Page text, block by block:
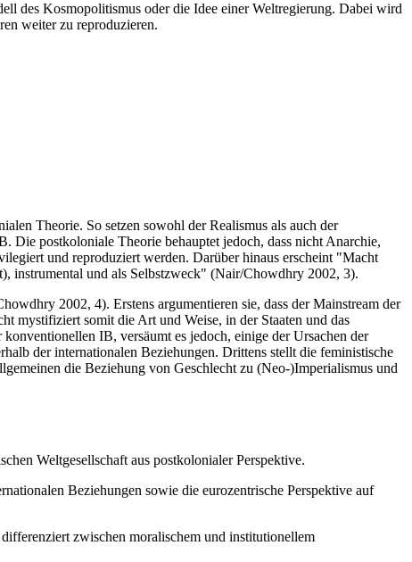
des Kosmopolitismus oder die Idee einer Weltregierung. Dabei wird
weiter zu reproduzieren.
Theorie. So setzen sowohl der Realismus als auch der
Die postkoloniale Theorie behauptet jedoch, dass nicht Anarchie,
und reproduziert werden. Darüber hinaus erscheint "Macht
instrumental und als Selbstzweck" (Nair/Chowdhry 2002, 3).
2002, 4). Erstens argumentieren sie, dass der Mainstream der
mystifiziert somit die Art und Weise, in der Staaten und das
IB, versäumt es jedoch, einige der Ursachen der
der internationalen Beziehungen. Drittens stellt die feministische
die Beziehung von Geschlecht zu (Neo-)Imperialismus und
Weltgesellschaft aus postkolonialer Perspektive.
Beziehungen sowie die eurozentrische Perspektive auf
zwischen moralischem und institutionellem